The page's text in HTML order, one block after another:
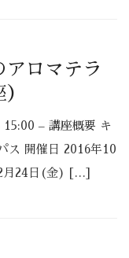
アロマテラ
– 講座概要 キ
ス 開催日 2016年10
月24日(金) […]